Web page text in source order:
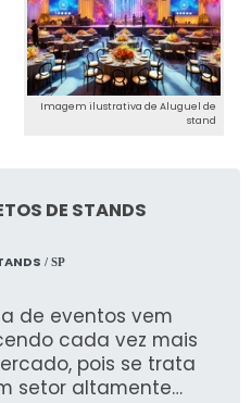
Imagem ilustrativa de Aluguel de
stand
DE STANDS
/ SP
de eventos vem
cada vez mais
pois se trata
setor altamente